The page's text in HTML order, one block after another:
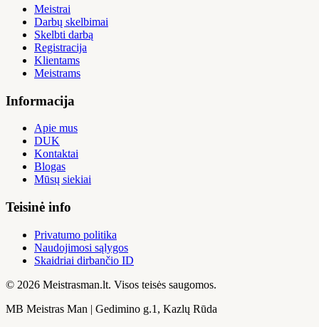
Meistrai
Darbų skelbimai
Skelbti darbą
Registracija
Klientams
Meistrams
Informacija
Apie mus
DUK
Kontaktai
Blogas
Mūsų siekiai
Teisinė info
Privatumo politika
Naudojimosi sąlygos
Skaidriai dirbančio ID
© 2026 Meistrasman.lt. Visos teisės saugomos.
MB Meistras Man | Gedimino g.1, Kazlų Rūda